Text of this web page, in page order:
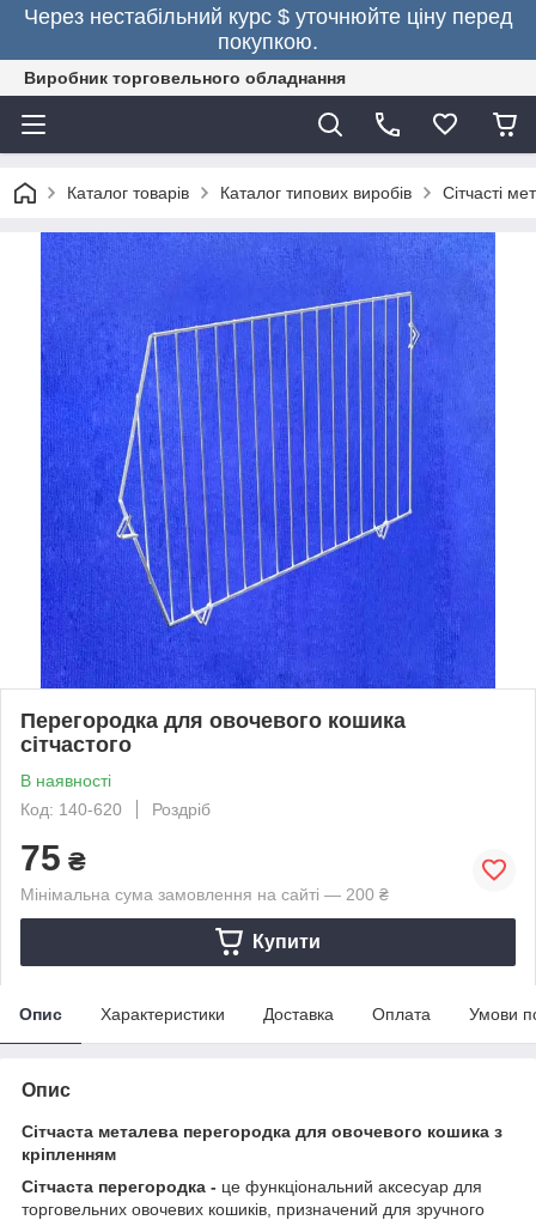
Через нестабільний курс $ уточнюйте ціну перед
покупкою.
Виробник торговельного обладнання
Каталог товарів Каталог типових виробів Сітчасті
Перегородка для овочевого кошика
сітчастого
В наявності
Код: 140-620
Роздріб
75 ₴
Мінімальна сума замовлення на сайті — 200 ₴
Купити
Опис Характеристики Доставка Оплата Умови
Опис
Сітчаста металева перегородка для овочевого кошика з
кріпленням
Сітчаста перегородка - це функціональний аксесуар для
торговельних овочевих кошиків, призначений для зручного